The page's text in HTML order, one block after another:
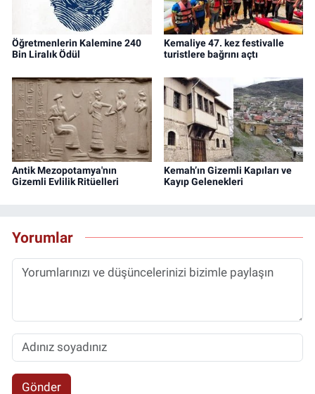
Öğretmenlerin Kalemine 240
Bin Liralık Ödül
Kemaliye 47. kez festivalle
turistlere bağrını açtı
Antik Mezopotamya'nın
Gizemli Evlilik Ritüelleri
Kemah’ın Gizemli Kapıları ve
Kayıp Gelenekleri
Yorumlar
Gönder